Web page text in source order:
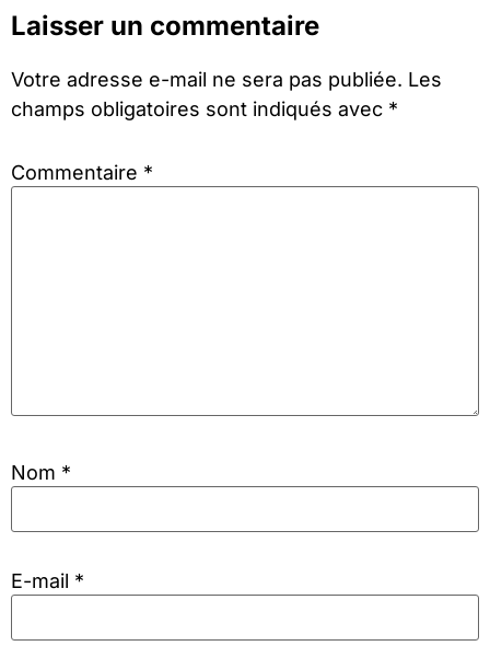
Laisser un commentaire
Votre adresse e-mail ne sera pas publiée. Les
champs obligatoires sont indiqués avec *
Commentaire *
Nom *
E-mail *